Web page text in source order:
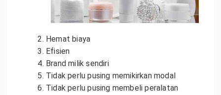
Hemat biaya
Efisien
Brand milik sendiri
Tidak perlu pusing memikirkan modal
Tidak perlu pusing membeli peralatan